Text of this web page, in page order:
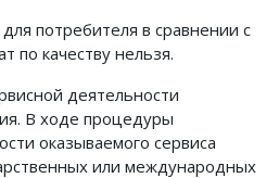
потребителя в сравнении с
по качеству нельзя.
деятельности
В ходе процедуры
оказываемого сервиса
или международных